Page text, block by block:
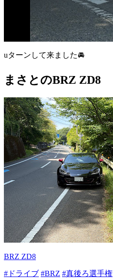
uターンして来ました🚘
まさとのBRZ ZD8
BRZ ZD8
#ドライブ #BRZ #真後ろ選手権